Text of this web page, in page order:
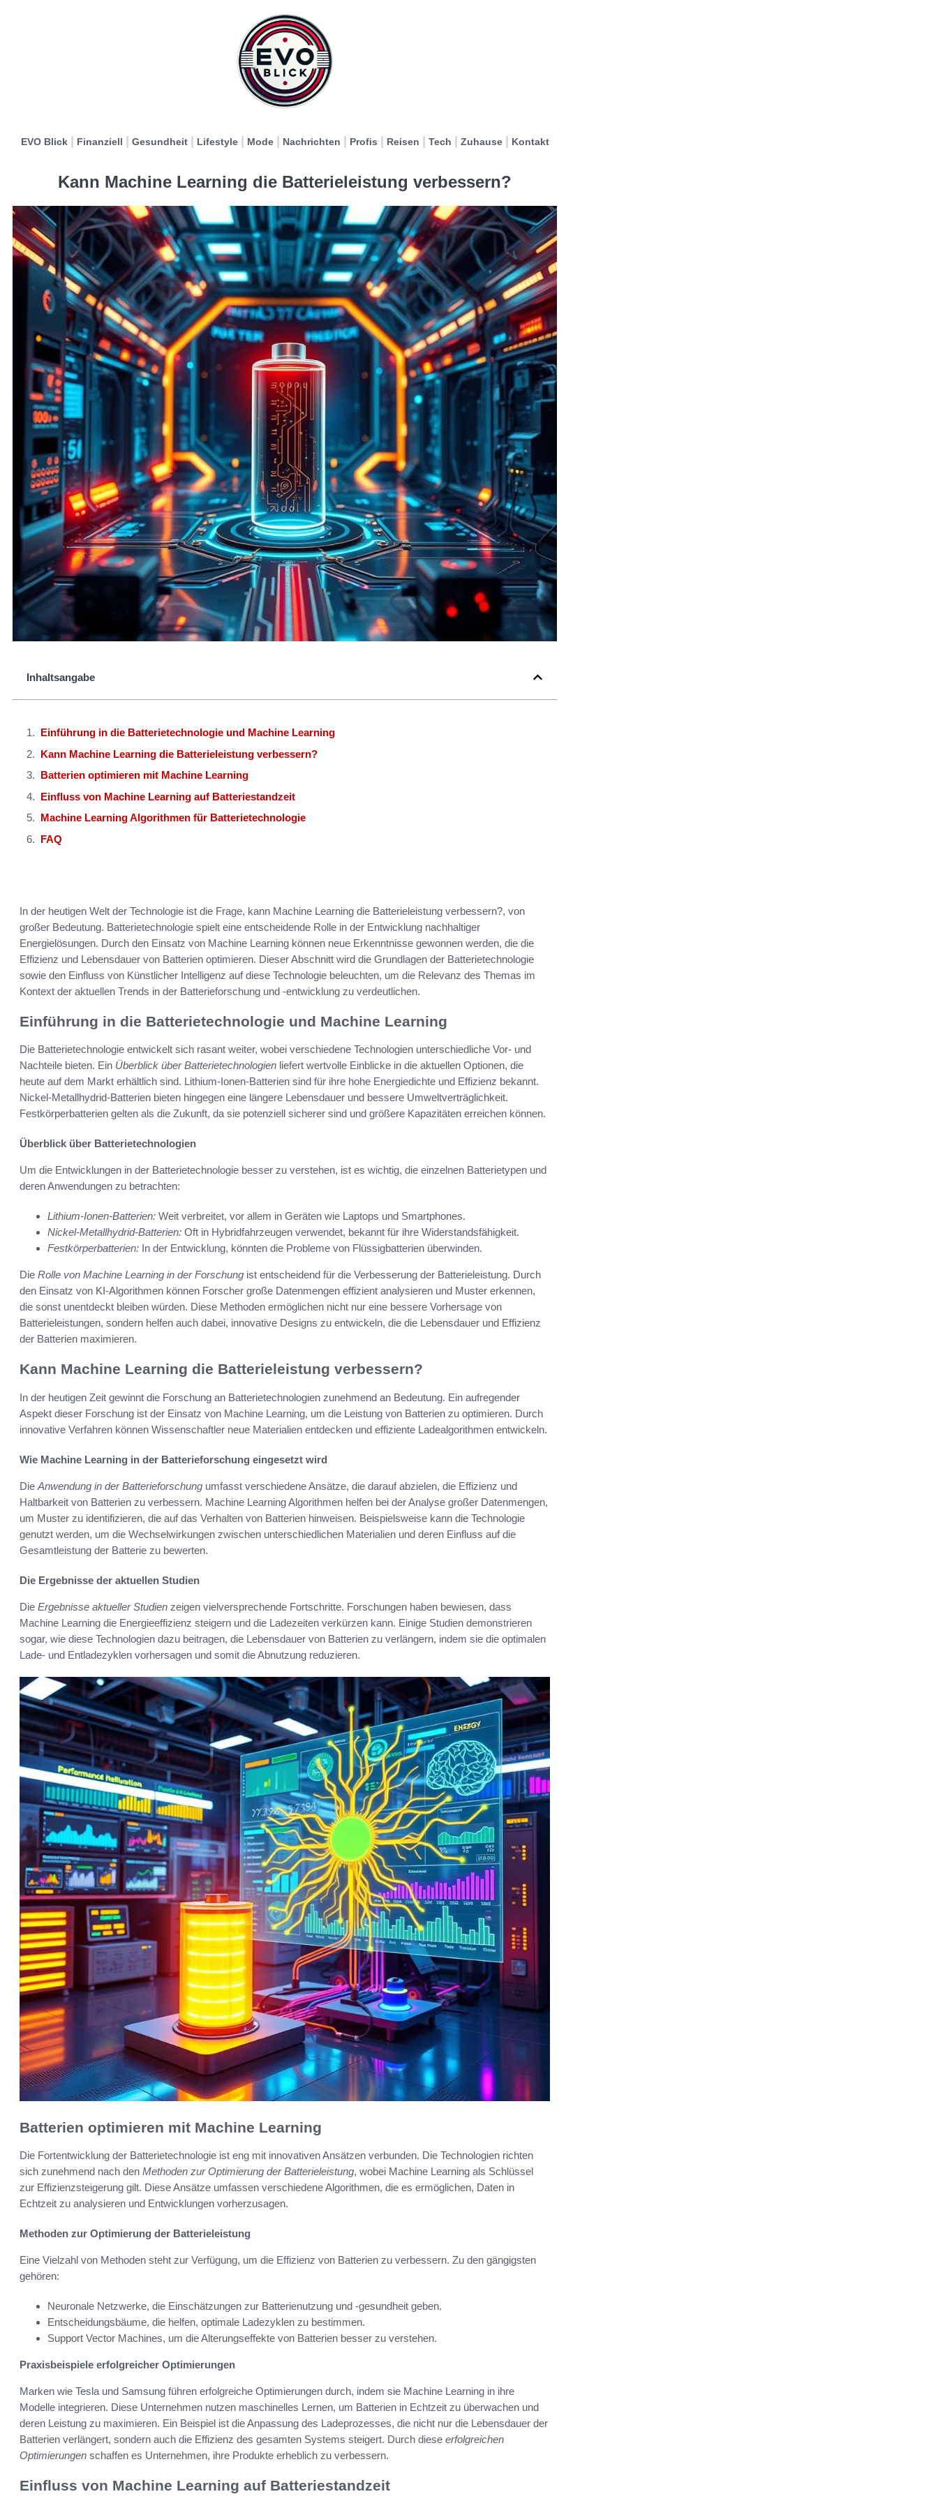
EVO Blick Finanziell Gesundheit Lifestyle Mode Nachrichten Profis Reisen Tech Zuhause Kontakt
Kann Machine Learning die Batterieleistung verbessern?
Inhaltsangabe
Einführung in die Batterietechnologie und Machine Learning
Kann Machine Learning die Batterieleistung verbessern?
Batterien optimieren mit Machine Learning
Einfluss von Machine Learning auf Batteriestandzeit
Machine Learning Algorithmen für Batterietechnologie
FAQ
In der heutigen Welt der Technologie ist die Frage, kann Machine Learning die Batterieleistung verbessern?, von
großer Bedeutung. Batterietechnologie spielt eine entscheidende Rolle in der Entwicklung nachhaltiger
Energielösungen. Durch den Einsatz von Machine Learning können neue Erkenntnisse gewonnen werden, die die
Effizienz und Lebensdauer von Batterien optimieren. Dieser Abschnitt wird die Grundlagen der Batterietechnologie
sowie den Einfluss von Künstlicher Intelligenz auf diese Technologie beleuchten, um die Relevanz des Themas im
Kontext der aktuellen Trends in der Batterieforschung und -entwicklung zu verdeutlichen.
Einführung in die Batterietechnologie und Machine Learning
Die Batterietechnologie entwickelt sich rasant weiter, wobei verschiedene Technologien unterschiedliche Vor- und
Nachteile bieten. Ein Überblick über Batterietechnologien liefert wertvolle Einblicke in die aktuellen Optionen, die
heute auf dem Markt erhältlich sind. Lithium-Ionen-Batterien sind für ihre hohe Energiedichte und Effizienz bekannt.
Nickel-Metallhydrid-Batterien bieten hingegen eine längere Lebensdauer und bessere Umweltverträglichkeit.
Festkörperbatterien gelten als die Zukunft, da sie potenziell sicherer sind und größere Kapazitäten erreichen können.
Überblick über Batterietechnologien
Um die Entwicklungen in der Batterietechnologie besser zu verstehen, ist es wichtig, die einzelnen Batterietypen und
deren Anwendungen zu betrachten:
Lithium-Ionen-Batterien: Weit verbreitet, vor allem in Geräten wie Laptops und Smartphones.
Nickel-Metallhydrid-Batterien: Oft in Hybridfahrzeugen verwendet, bekannt für ihre Widerstandsfähigkeit.
Festkörperbatterien: In der Entwicklung, könnten die Probleme von Flüssigbatterien überwinden.
Die Rolle von Machine Learning in der Forschung ist entscheidend für die Verbesserung der Batterieleistung. Durch
den Einsatz von KI-Algorithmen können Forscher große Datenmengen effizient analysieren und Muster erkennen,
die sonst unentdeckt bleiben würden. Diese Methoden ermöglichen nicht nur eine bessere Vorhersage von
Batterieleistungen, sondern helfen auch dabei, innovative Designs zu entwickeln, die die Lebensdauer und Effizienz
der Batterien maximieren.
Kann Machine Learning die Batterieleistung verbessern?
In der heutigen Zeit gewinnt die Forschung an Batterietechnologien zunehmend an Bedeutung. Ein aufregender
Aspekt dieser Forschung ist der Einsatz von Machine Learning, um die Leistung von Batterien zu optimieren. Durch
innovative Verfahren können Wissenschaftler neue Materialien entdecken und effiziente Ladealgorithmen entwickeln.
Wie Machine Learning in der Batterieforschung eingesetzt wird
Die Anwendung in der Batterieforschung umfasst verschiedene Ansätze, die darauf abzielen, die Effizienz und
Haltbarkeit von Batterien zu verbessern. Machine Learning Algorithmen helfen bei der Analyse großer Datenmengen,
um Muster zu identifizieren, die auf das Verhalten von Batterien hinweisen. Beispielsweise kann die Technologie
genutzt werden, um die Wechselwirkungen zwischen unterschiedlichen Materialien und deren Einfluss auf die
Gesamtleistung der Batterie zu bewerten.
Die Ergebnisse der aktuellen Studien
Die Ergebnisse aktueller Studien zeigen vielversprechende Fortschritte. Forschungen haben bewiesen, dass
Machine Learning die Energieeffizienz steigern und die Ladezeiten verkürzen kann. Einige Studien demonstrieren
sogar, wie diese Technologien dazu beitragen, die Lebensdauer von Batterien zu verlängern, indem sie die optimalen
Lade- und Entladezyklen vorhersagen und somit die Abnutzung reduzieren.
Batterien optimieren mit Machine Learning
Die Fortentwicklung der Batterietechnologie ist eng mit innovativen Ansätzen verbunden. Die Technologien richten
sich zunehmend nach den Methoden zur Optimierung der Batterieleistung, wobei Machine Learning als Schlüssel
zur Effizienzsteigerung gilt. Diese Ansätze umfassen verschiedene Algorithmen, die es ermöglichen, Daten in
Echtzeit zu analysieren und Entwicklungen vorherzusagen.
Methoden zur Optimierung der Batterieleistung
Eine Vielzahl von Methoden steht zur Verfügung, um die Effizienz von Batterien zu verbessern. Zu den gängigsten
gehören:
Neuronale Netzwerke, die Einschätzungen zur Batterienutzung und -gesundheit geben.
Entscheidungsbäume, die helfen, optimale Ladezyklen zu bestimmen.
Support Vector Machines, um die Alterungseffekte von Batterien besser zu verstehen.
Praxisbeispiele erfolgreicher Optimierungen
Marken wie Tesla und Samsung führen erfolgreiche Optimierungen durch, indem sie Machine Learning in ihre
Modelle integrieren. Diese Unternehmen nutzen maschinelles Lernen, um Batterien in Echtzeit zu überwachen und
deren Leistung zu maximieren. Ein Beispiel ist die Anpassung des Ladeprozesses, die nicht nur die Lebensdauer der
Batterien verlängert, sondern auch die Effizienz des gesamten Systems steigert. Durch diese erfolgreichen
Optimierungen schaffen es Unternehmen, ihre Produkte erheblich zu verbessern.
Einfluss von Machine Learning auf Batteriestandzeit